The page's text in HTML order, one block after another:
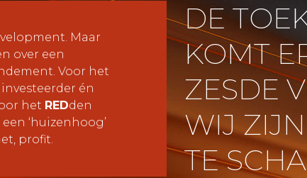
Maar
over een
Voor het
én
het REDden
‘huizenhoog’
profit.
DE
KOMT
ZESDE
WIJ
TE